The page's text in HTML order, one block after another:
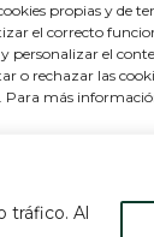
tráfico. Al
propias y de
el correcto
personalizar el
o rechazar las
Para más
Política de
·Política de